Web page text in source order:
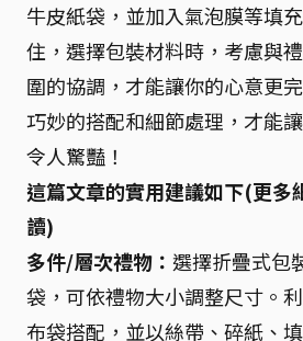
牛皮紙袋，並加入氣泡膜等填
住，選擇包裝材料時，考慮與
圍的協調，才能讓你的心意更
巧妙的搭配和細節處理，才能
令人驚豔！
這篇文章的實用建議如下(更多
讀)
多件/層次禮物： 選擇折疊式包
袋，可依禮物大小調整尺寸。
布袋搭配，並以絲帶、碎紙、